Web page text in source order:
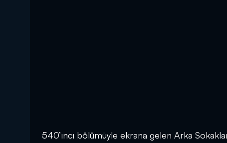
540’ıncı bölümüyle ekrana gelen Arka